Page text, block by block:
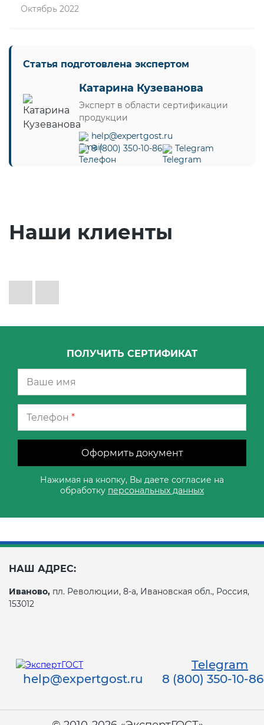
Октябрь 2022
Статья подготовлена экспертом
Катарина Кузеванова
Эксперт в области сертификации
продукции
help@expertgost.ru
8 (800) 350-10-86
Telegram
Наши клиенты
ПОЛУЧИТЬ СЕРТИФИКАТ
Телефон *
Оформить документ
Нажимая на кнопку, Вы даете согласие на
обработку персональных данных
НАШ АДРЕС:
Иваново, пл. Революции, 8-а, Ивановская обл., Россия,
153012
Telegram
help@expertgost.ru
8 (800) 350-10-86